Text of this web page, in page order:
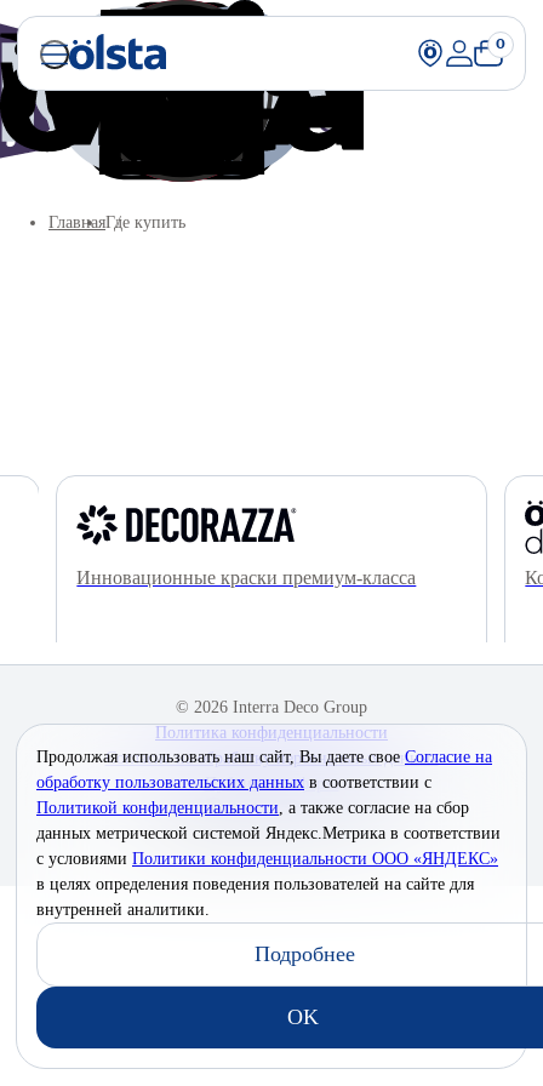
0
ГлавнаяГде купить
Инновационные краски премиум-класса
© 2026 Interra Deco Group
Политика конфиденциальности
Согласие на обработку персональных данных
Публичная оферта
Создание сайта —
Продолжая использовать наш сайт, Вы даете своеСогласие на
обработку пользовательских данных в соответствии с
Политикой конфиденциальности, а также согласие на сбор
данных метрической системой Яндекс.Метрика в соответствии
с условиями Политики конфиденциальности ООО «ЯНДЕКС»
в целях определения поведения пользователей на сайте для
внутренней аналитики.
Подробнее
OK